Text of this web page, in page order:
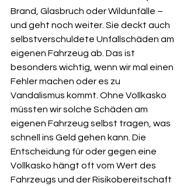
Brand, Glasbruch oder Wildunfälle –
und geht noch weiter. Sie deckt auch
selbstverschuldete Unfallschäden am
eigenen Fahrzeug ab. Das ist
besonders wichtig, wenn wir mal einen
Fehler machen oder es zu
Vandalismus kommt. Ohne Vollkasko
müssten wir solche Schäden am
eigenen Fahrzeug selbst tragen, was
schnell ins Geld gehen kann. Die
Entscheidung für oder gegen eine
Vollkasko hängt oft vom Wert des
Fahrzeugs und der Risikobereitschaft